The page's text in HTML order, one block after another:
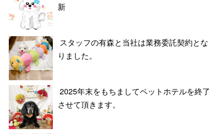
新
スタッフの有森と当社は業務委託契約とな
りました。
2025年末をもちましてペットホテルを終了
させて頂きます。